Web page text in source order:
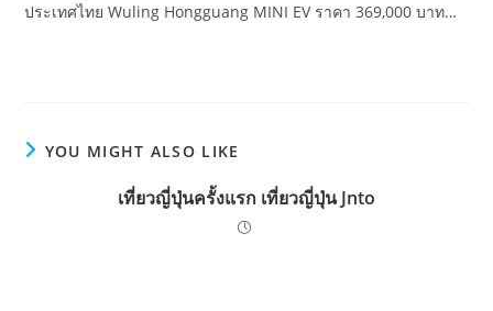
ประเทศไทย Wuling Hongguang MINI EV ราคา 369,000 บาท…
YOU MIGHT ALSO LIKE
เที่ยวญี่ปุ่นครั้งแรก เที่ยวญี่ปุ่น Jnto